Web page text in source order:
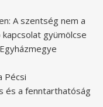
A szentség nem a
gyümölcse
Pécsi
és a fenntarthatóság